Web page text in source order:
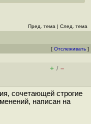
Пред. тема | След. тема
[ Отслеживать ]
+ / –
сочетающей строгие
написан на